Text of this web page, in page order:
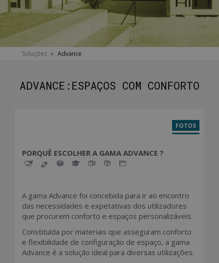
You
here
Soluções » Advance
ADVANCE:ESPAÇOS COM CONFORTO
FOTOS(ACTIVE
TAB)
PORQUÊ ESCOLHER A GAMA ADVANCE ?
A gama Advance foi concebida para ir ao encontro
das necessidades e expetativas dos utilizadores
que procurem conforto e espaços personalizáveis.
Constituída por materiais que asseguram conforto
e flexibilidade de configuração de espaço, a gama
Advance é a solução ideal para diversas utilizações.